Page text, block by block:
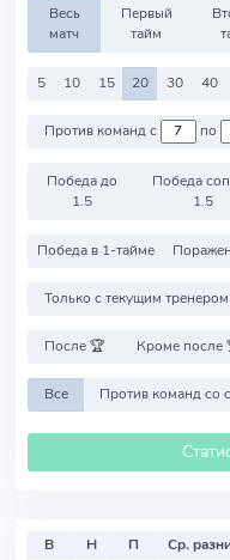
Весь
матч
Первый
тайм
5 10 15 20 30 40
Против команд с по
Победа до
1.5
Победа
1.5
Победа в 1-тайме
Только с текущим тренером
После 🏆 Кроме после
Все
В Н П Ср.